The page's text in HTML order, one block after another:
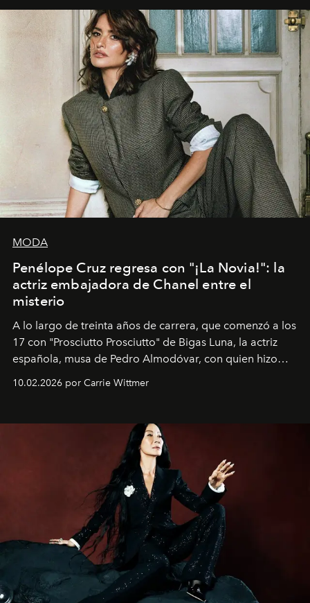
MODA
Penélope Cruz regresa con "¡La Novia!": la
actriz embajadora de Chanel entre el
misterio
A lo largo de treinta años de carrera, que comenzó a los
17 con "Prosciutto Prosciutto" de Bigas Luna, la actriz
española, musa de Pedro Almodóvar, con quien hizo
Barcelona", ha dividido su tiempo entre Europa y
dirigida por Maggie Gyllenhaal.
10.02.2026 por Carrie Wittmer